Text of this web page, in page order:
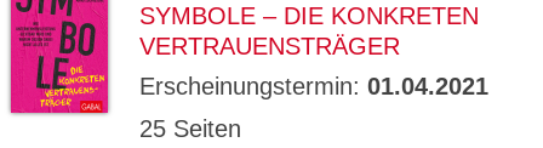
SYMBOLE – DIE KONKRETEN
VERTRAUENSTRÄGER
Erscheinungstermin: 01.04.2021
25 Seiten